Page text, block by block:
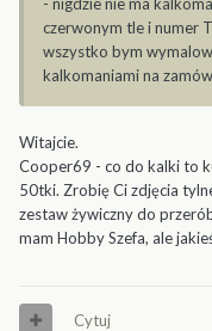
czerwonym tle i numer
wszystko bym
kalkomaniami na
Witajcie.
Cooper69 - co do kalki to
50tki. Zrobię Ci zdjęcia
zestaw żywiczny do
mam Hobby Szefa, ale
Cytuj